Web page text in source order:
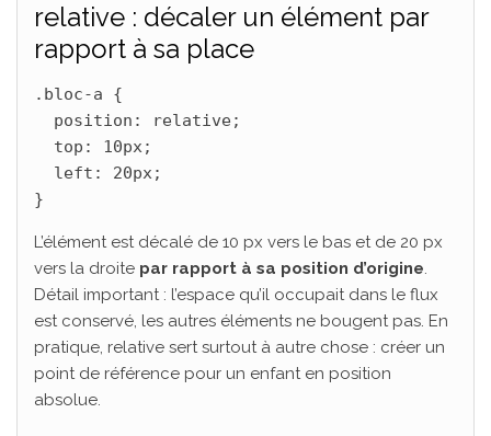
relative : décaler un élément par
rapport à sa place
.bloc-a {
  position: relative;
  top: 10px;
  left: 20px;
}
L’élément est décalé de 10 px vers le bas et de 20 px
vers la droite par rapport à sa position d’origine.
Détail important : l’espace qu’il occupait dans le flux
est conservé, les autres éléments ne bougent pas. En
pratique, relative sert surtout à autre chose : créer un
point de référence pour un enfant en position
absolue.